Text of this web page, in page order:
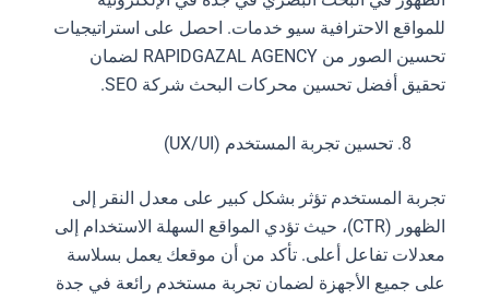
للمواقع الاحترافية سيو خدمات. احصل على استراتيجيات
تحسين الصور من RAPIDGAZAL AGENCY لضمان
تحقيق أفضل تحسين محركات البحث شركة SEO.
تحسين تجربة المستخدم (UX/UI)
تجربة المستخدم تؤثر بشكل كبير على معدل النقر إلى
الظهور (CTR)، حيث تؤدي المواقع السهلة الاستخدام إلى
معدلات تفاعل أعلى. تأكد من أن موقعك يعمل بسلاسة
على جميع الأجهزة لضمان تجربة مستخدم رائعة في جدة